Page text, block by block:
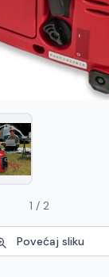
1 / 2
Povećaj sliku